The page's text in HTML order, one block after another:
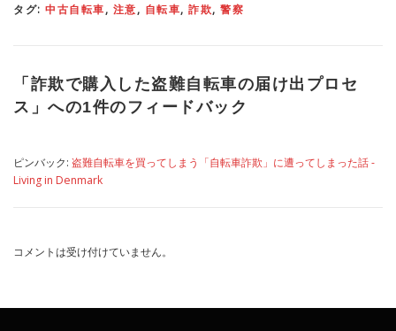
タグ: 中古自転車, 注意, 自転車, 詐欺, 警察
「 詐欺で購入した盗難自転車の届け出プロセ
ス 」への1件のフィードバック
ピンバック: 盗難自転車を買ってしまう「自転車詐欺」に遭ってしまった話 -
Living in Denmark
コメントは受け付けていません。